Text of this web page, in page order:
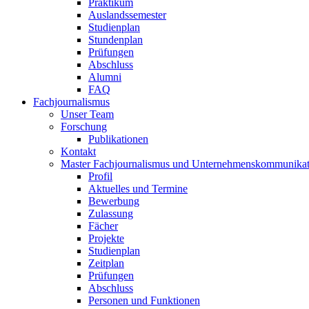
Praktikum
Auslandssemester
Studienplan
Stundenplan
Prüfungen
Abschluss
Alumni
FAQ
Fachjournalismus
Unser Team
Forschung
Publikationen
Kontakt
Master Fachjournalismus und
Profil
Aktuelles und Termine
Bewerbung
Zulassung
Fächer
Projekte
Studienplan
Zeitplan
Prüfungen
Abschluss
Personen und Funktionen